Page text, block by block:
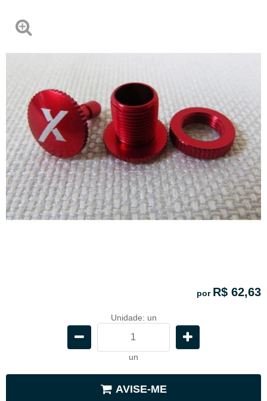
por R$ 62,63
Unidade: un
un
AVISE-ME